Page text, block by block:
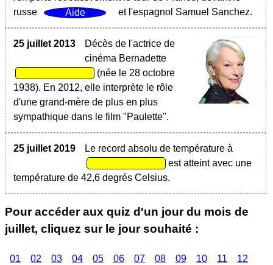
russe
et l'espagnol Samuel Sanchez.
25 juillet 2013
Décès de l'actrice de
cinéma Bernadette
(née le 28 octobre
1938). En 2012, elle interprète le rôle
d'une grand-mère de plus en plus
sympathique dans le film "Paulette".
25 juillet 2019
Le record absolu de température à
est atteint avec une
température de 42,6 degrés Celsius.
Pour accéder aux quiz d'un jour du mois de
juillet, cliquez sur le jour souhaité :
01 02 03 04 05 06 07 08 09 10 11 12